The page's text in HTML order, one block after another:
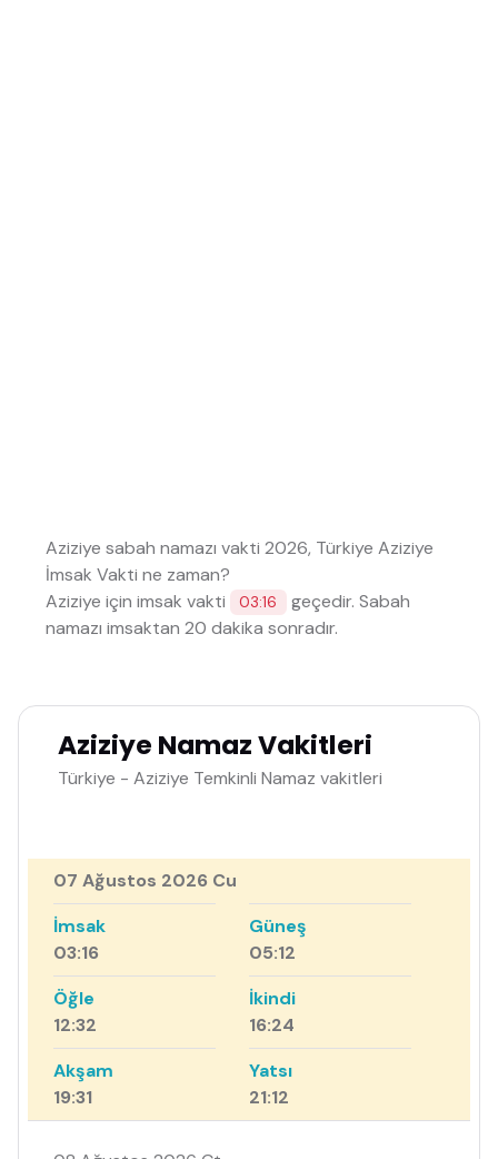
Aziziye sabah namazı vakti 2026, Türkiye Aziziye
İmsak Vakti ne zaman?
Aziziye için imsak vakti
03:16
geçedir. Sabah
namazı imsaktan 20 dakika sonradır.
Aziziye Namaz Vakitleri
Türkiye - Aziziye Temkinli Namaz vakitleri
07 Ağustos 2026 Cu
İmsak
03:16
Güneş
05:12
Öğle
12:32
İkindi
16:24
Akşam
19:31
Yatsı
21:12